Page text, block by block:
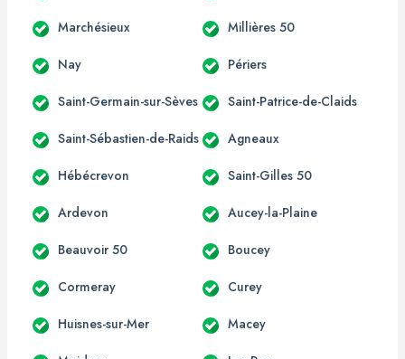
Marchésieux Millières 50
Nay Périers
Saint-Germain-sur-Sèves Saint-Patrice-de-Claids
Saint-Sébastien-de-Raids Agneaux
Hébécrevon Saint-Gilles 50
Ardevon Aucey-la-Plaine
Beauvoir 50 Boucey
Cormeray Curey
Huisnes-sur-Mer Macey